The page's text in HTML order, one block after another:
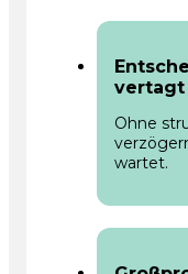
vertagt
Ohne
wartet.